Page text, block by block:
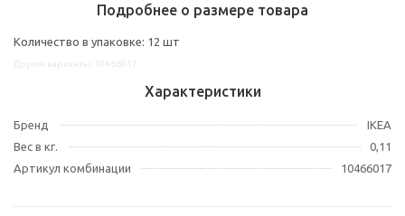
Подробнее о размере товара
Количество в упаковке: 12 шт
Характеристики
Бренд
IKEA
Вес в кг.
0,11
Артикул комбинации
10466017